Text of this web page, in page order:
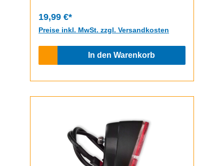
19,99 €*
Preise inkl. MwSt. zzgl. Versandkosten
In den Warenkorb